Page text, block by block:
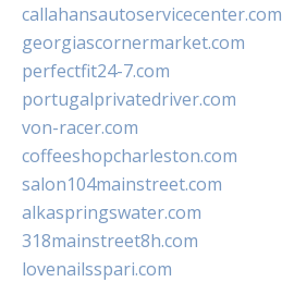
callahansautoservicecenter.com
georgiascornermarket.com
perfectfit24-7.com
portugalprivatedriver.com
von-racer.com
coffeeshopcharleston.com
salon104mainstreet.com
alkaspringswater.com
318mainstreet8h.com
lovenailsspari.com